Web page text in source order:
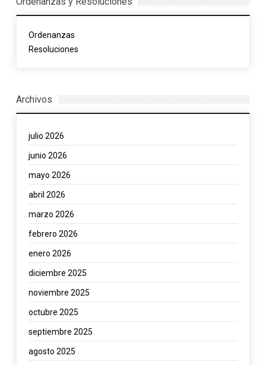
Ordenanzas
Resoluciones
Archivos
julio 2026
junio 2026
mayo 2026
abril 2026
marzo 2026
febrero 2026
enero 2026
diciembre 2025
noviembre 2025
octubre 2025
septiembre 2025
agosto 2025